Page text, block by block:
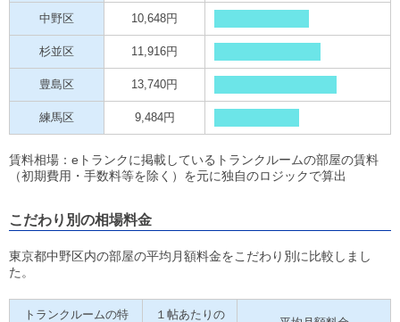
中野区 10,648円
杉並区 11,916円
豊島区 13,740円
練馬区 9,484円
賃料相場：eトランクに掲載しているトランクルームの部屋の賃料
（初期費用・手数料等を除く）を元に独自のロジックで算出
こだわり別の相場料金
東京都中野区内の部屋の平均月額料金をこだわり別に比較しまし
た。
トランクルームの特 １帖あたりの